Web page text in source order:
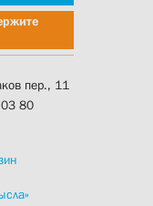
пер., 11
80